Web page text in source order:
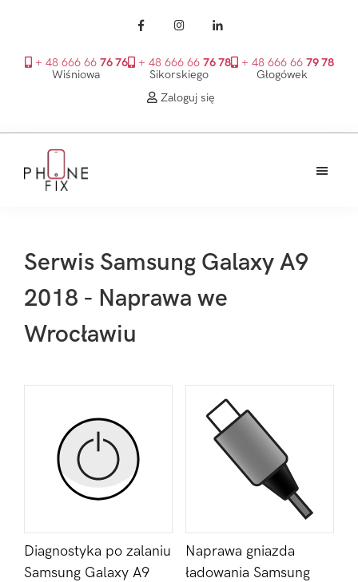
+ 48 666 66 76 76
Wiśniowa
+ 48 666 66 76 78
Sikorskiego
+ 48 666 66 79 78
Głogówek
Zaloguj się
głównego
Serwis Samsung Galaxy A9
2018 - Naprawa we
Wrocławiu
Diagnostyka po zalaniu
Samsung Galaxy A9
Naprawa gniazda
ładowania Samsung